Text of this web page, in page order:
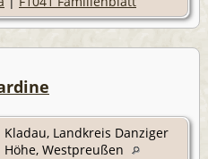
Kladau, Landkreis Danziger
Höhe, Westpreußen